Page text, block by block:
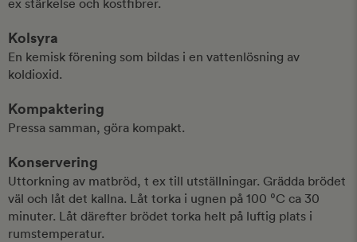
Kolsyra
En kemisk förening som bildas i en vattenlösning av
koldioxid.
Kompaktering
Pressa samman, göra kompakt.
Konservering
Uttorkning av matbröd, t ex till utställningar. Grädda brödet
väl och låt det kallna. Låt torka i ugnen på 100 ⁰C ca 30
minuter. Låt därefter brödet torka helt på luftig plats i
rumstemperatur.